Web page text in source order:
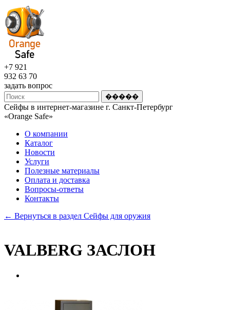
+7 921
932 63 70
задать вопрос
Сейфы в интернет-магазине г. Санкт-Петербург
«Оrange Safe»
О компании
Каталог
Новости
Услуги
Полезные материалы
Оплата и доставка
Вопросы-ответы
Контакты
← Вернуться в раздел Сейфы для оружия
VALBERG ЗАСЛОН